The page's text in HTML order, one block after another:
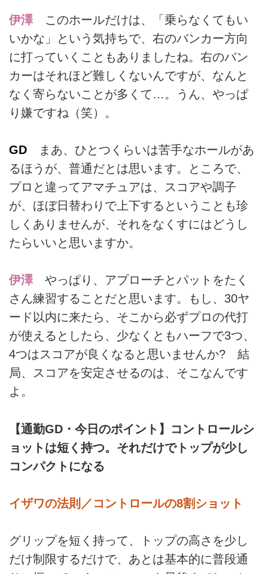
した。冒頭の写真は中日クラウン
ズ開催当時のひとコマ。グリーン
をぐるっと囲むギャラリーが新鮮
ですね。ちなみに2018年は23試
合が日本のゴルフ場で開催。そう
いった「トーナメントコース」に
伊澤 このホールだけは、「乗らなくてもい
いかな」という気持ちで、右のバンカー方向
に打っていくこともありましたね。右のバン
カーはそれほど難しくないんですが、なんと
なく寄らないことが多くて…。うん、やっぱ
り嫌ですね（笑）。
GD まあ、ひとつくらいは苦手なホールがあ
るほうが、普通だとは思います。ところで、
プロと違ってアマチュアは、スコアや調子
が、ほぼ日替わりで上下するということも珍
しくありませんが、それをなくすにはどうし
たらいいと思いますか。
伊澤 やっぱり、アプローチとパットをたく
さん練習することだと思います。もし、30ヤ
ード以内に来たら、そこから必ずプロの代打
が使えるとしたら、少なくともハーフで3つ、
4つはスコアが良くなると思いませんか? 結
局、スコアを安定させるのは、そこなんです
よ。
【通勤GD・今日のポイント】コントロールシ
ョットは短く持つ。それだけでトップが少し
コンパクトになる
イザワの法則／コントロールの8割ショット
グリップを短く持って、トップの高さを少し
だけ制限するだけで、あとは基本的に普段通